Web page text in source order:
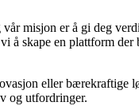
misjon er å gi deg
skape en plattform der
eller bærekraftige
og utfordringer.